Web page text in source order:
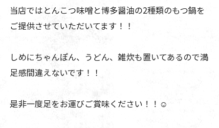
当店ではとんこつ味噌と博多醤油の2種類のもつ鍋を
ご提供させていただいてます！！
しめにちゃんぽん、うどん、雑炊も置いてあるので満
足感間違えないです！！
是非一度足をお運びご賞味ください！！☺️